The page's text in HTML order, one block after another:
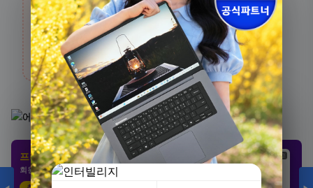
›
생활/건강
전체보기
카테고리 상품 더 보기
프리미엄 제휴 사이트
회원 전용 특가 · 놓치면 손해
광고 광고
[3+1] 동국제약 마이핏 V 활성엽산 임신준비 임산
부영양 30정, 4개
100,000원